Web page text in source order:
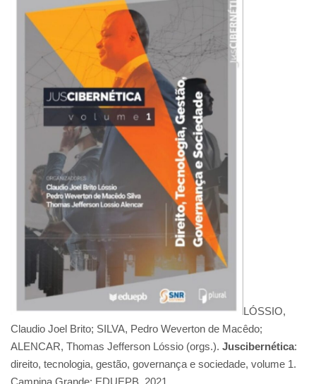
LÓSSIO,
Claudio Joel Brito; SILVA, Pedro Weverton de Macêdo;
ALENCAR, Thomas Jefferson Lóssio (orgs.). Juscibernética:
direito, tecnologia, gestão, governança e sociedade, volume 1.